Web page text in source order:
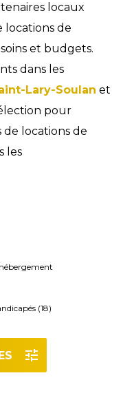
locaux
locations de
et budgets.
dans les
Lary-Soulan et
pour
locations de
les
(18)